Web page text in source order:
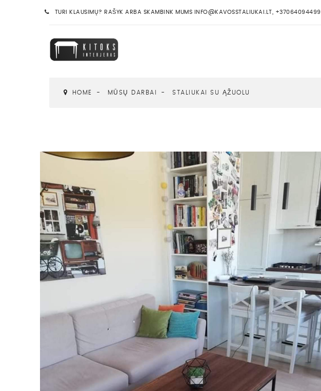
TURI KLAUSIMŲ? RAŠYK ARBA SKAMBINK MUMS INFO@KAVOSSTALIUKAI.LT, +37064094499
HOME MŪSŲ DARBAI STALIUKAI SU ĄŽUOLU